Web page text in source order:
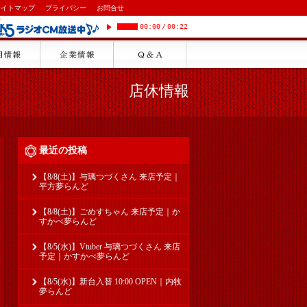
トマップ プライバシー お問合せ
00:00 / 00:22
店休情報
最近の投稿
【8/8(土)】与璃つづくさん 来店予定｜
平方夢らんど
【8/8(土)】ごめすちゃん 来店予定｜か
すかべ夢らんど
【8/5(水)】Vtuber 与璃つづくさん 来店
予定｜かすかべ夢らんど
【8/5(水)】新台入替 10:00 OPEN｜内牧
夢らんど